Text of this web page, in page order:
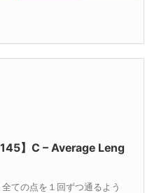
】C – Average Leng
ての点を１回ずつ通るよう